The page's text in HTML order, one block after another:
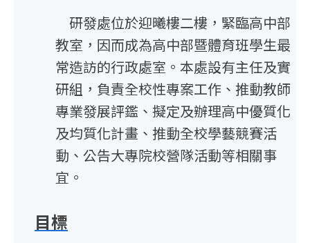
研發處位於迎曦樓二樓，緊臨高中部
教室，因而成為高中部暨體育班學生最
常造訪的行政處室。本處設有主任及實
研組，負責全校性專案工作、推動教師
專業發展評鑑、擬定及辦理高中優質化
及均質化計畫、推動全校學藝競賽活
動、公告大專院校營隊活動等相關事
宜。
目標